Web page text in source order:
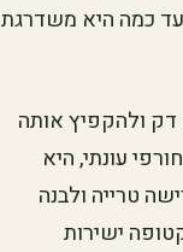
כמה היא משדרגת
ולהקפיץ אותה
עונתי, היא
טרייה ולבנה
ישירות